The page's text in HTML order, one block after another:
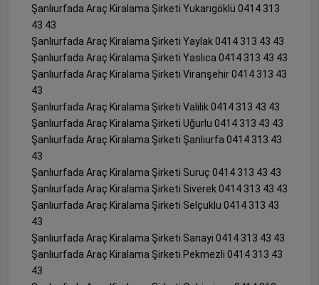
Şanlıurfada Araç Kiralama Şirketi Yukarıgöklü 0414 313
43 43
Şanlıurfada Araç Kiralama Şirketi Yaylak 0414 313 43 43
Şanlıurfada Araç Kiralama Şirketi Yaslıca 0414 313 43 43
Şanlıurfada Araç Kiralama Şirketi Viranşehir 0414 313 43
43
Şanlıurfada Araç Kiralama Şirketi Valilik 0414 313 43 43
Şanlıurfada Araç Kiralama Şirketi Uğurlu 0414 313 43 43
Şanlıurfada Araç Kiralama Şirketi Şanlıurfa 0414 313 43
43
Şanlıurfada Araç Kiralama Şirketi Suruç 0414 313 43 43
Şanlıurfada Araç Kiralama Şirketi Siverek 0414 313 43 43
Şanlıurfada Araç Kiralama Şirketi Selçuklu 0414 313 43
43
Şanlıurfada Araç Kiralama Şirketi Sanayi 0414 313 43 43
Şanlıurfada Araç Kiralama Şirketi Pekmezli 0414 313 43
43